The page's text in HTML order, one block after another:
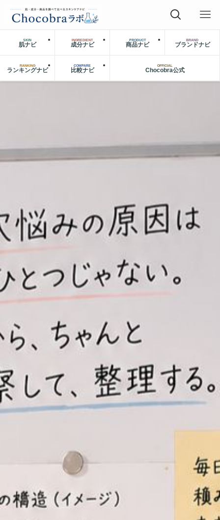
SKIN
肌ナビ
INGREDIENT
成分ナビ
PRODUCT
商品ナビ
BRAND
ブランドナビ
RANKING
ランキングナビ
COMPARE
比較ナビ
OFFICIAL
Chocobra公式